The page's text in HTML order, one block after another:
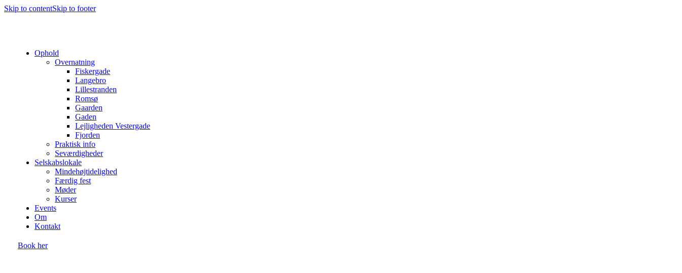
Skip to contentSkip to footer
Ophold
Overnatning
Fiskergade
Langebro
Lillestranden
Romsø
Gaarden
Gaden
Lejligheden Vestergade
Fjorden
Praktisk info
Seværdigheder
Selskabslokale
Mindehøjtidelighed
Færdig fest
Møder
Kurser
Events
Om
Kontakt
Book her